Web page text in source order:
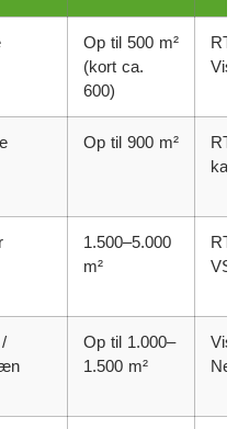
Op til 500 m²
(kort ca.
600)
Op til 900 m²
1.500–5.000
m²
Op til 1.000–
1.500 m²